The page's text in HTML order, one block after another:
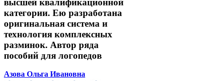
категории. Ею разработана
оригинальная система и
технология комплексных
разминок. Автор ряда
пособий для логопедов
Азова Ольга Ивановна